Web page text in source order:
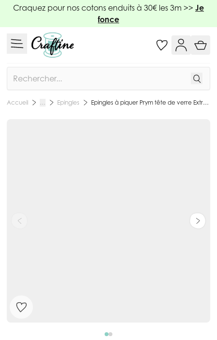
Allez au contenu
Craquez pour nos cotons enduits à 30€ les 3m >> Je
fonce
Accueil … Epingles Epingles à piquer Prym tête de verre Extra longues Jaunes